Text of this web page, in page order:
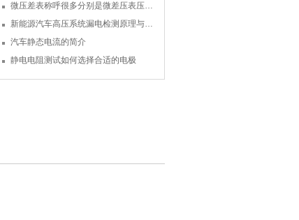
微压差表称呼很多分别是微差压表压差计微压表
新能源汽车高压系统漏电检测原理与故障检修
汽车静态电流的简介
静电电阻测试如何选择合适的电极